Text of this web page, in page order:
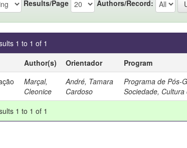
Results/Page Authors/Record:
1 to 1 of 1
Author(s) Orientador Program
Marçal,
Cleonice
André, Tamara
Cardoso
Programa de Pós-
Sociedade,
1 to 1 of 1